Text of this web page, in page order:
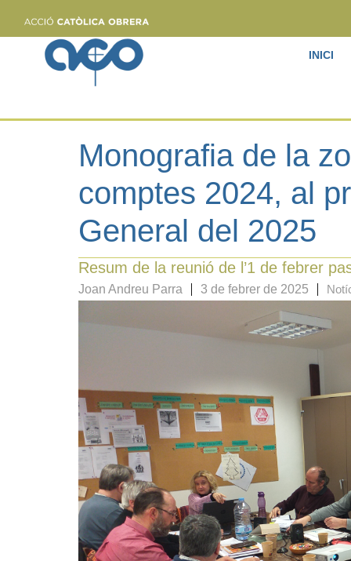
INICI
Monografia de la
comptes 2024, al
General del 2025
Resum de la reunió de l’1 de febrer
Joan Andreu Parra 3 de febrer de 2025